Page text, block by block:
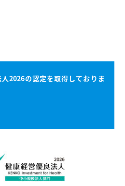
2026の認定を取得しておりま